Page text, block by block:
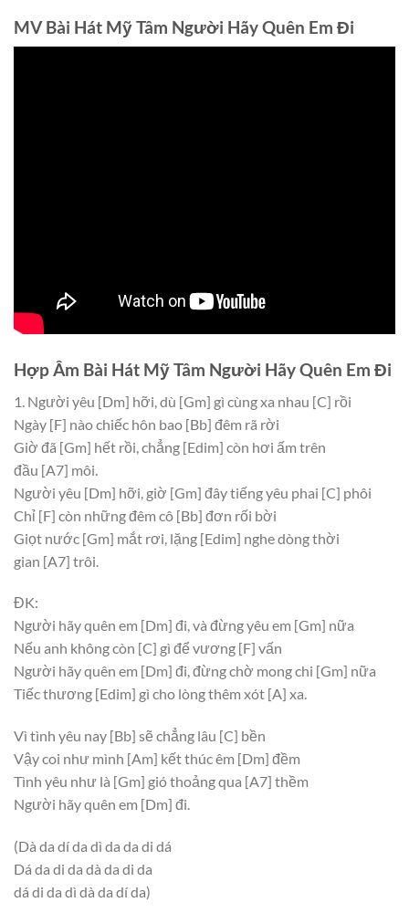
MV Bài Hát Mỹ Tâm Người Hãy Quên Em Đi
Hợp Âm Bài Hát Mỹ Tâm Người Hãy Quên Em Đi
1. Người yêu [Dm] hỡi, dù [Gm] gì cùng xa nhau [C] rồi
Ngày [F] nào chiếc hôn bao [Bb] đêm rã rời
Giờ đã [Gm] hết rồi, chẳng [Edim] còn hơi ấm trên
đầu [A7] môi.
Người yêu [Dm] hỡi, giờ [Gm] đây tiếng yêu phai [C] phôi
Chỉ [F] còn những đêm cô [Bb] đơn rối bời
Giọt nước [Gm] mắt rơi, lặng [Edim] nghe dòng thời
gian [A7] trôi.
ĐK:
Người hãy quên em [Dm] đi, và đừng yêu em [Gm] nữa
Nếu anh không còn [C] gì để vương [F] vấn
Người hãy quên em [Dm] đi, đừng chờ mong chi [Gm] nữa
Tiếc thương [Edim] gì cho lòng thêm xót [A] xa.
Vì tình yêu nay [Bb] sẽ chẳng lâu [C] bền
Vậy coi như mình [Am] kết thúc êm [Dm] đềm
Tình yêu như là [Gm] gió thoảng qua [A7] thềm
Người hãy quên em [Dm] đi.
(Dà da dí da dì da da di dá
Dá da di da dà da di da
dá di da dì dà da dí da)